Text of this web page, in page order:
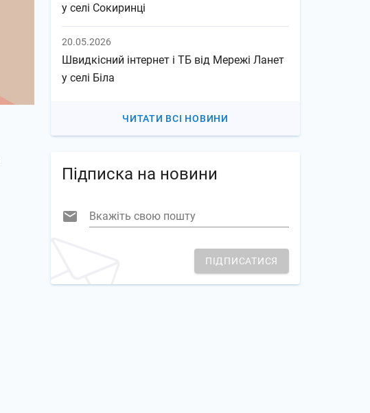
у селі Сокиринці
20.05.2026
Швидкісний інтернет і ТБ від Мережі Ланет
у селі Біла
ЧИТАТИ ВСІ НОВИНИ
Підписка на новини
Вкажіть свою пошту
ПІДПИСАТИСЯ